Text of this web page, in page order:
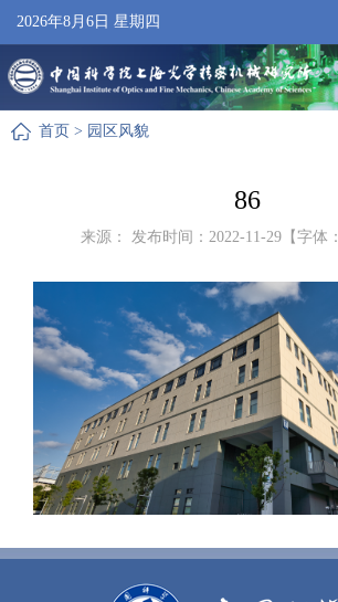
2026年8月6日 星期四
首页 > 园区风貌
86
来源： 发布时间：2022-11-29【字体：